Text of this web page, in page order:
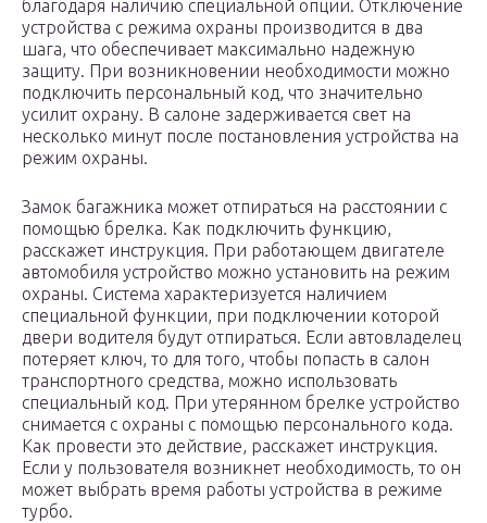
благодаря наличию специальной опции. Отключение
устройства с режима охраны производится в два
шага, что обеспечивает максимально надежную
защиту. При возникновении необходимости можно
подключить персональный код, что значительно
усилит охрану. В салоне задерживается свет на
несколько минут после постановления устройства на
режим охраны.
Замок багажника может отпираться на расстоянии с
помощью брелка. Как подключить функцию,
расскажет инструкция. При работающем двигателе
автомобиля устройство можно установить на режим
охраны. Система характеризуется наличием
специальной функции, при подключении которой
двери водителя будут отпираться. Если автовладелец
потеряет ключ, то для того, чтобы попасть в салон
транспортного средства, можно использовать
специальный код. При утерянном брелке устройство
снимается с охраны с помощью персонального кода.
Как провести это действие, расскажет инструкция.
Если у пользователя возникнет необходимость, то он
может выбрать время работы устройства в режиме
турбо.